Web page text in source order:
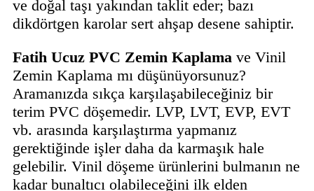
ve doğal taşı yakından taklit eder; bazı
dikdörtgen karolar sert ahşap desene sahiptir.
Fatih Ucuz PVC Zemin Kaplama ve Vinil
Zemin Kaplama mı düşünüyorsunuz?
Aramanızda sıkça karşılaşabileceğiniz bir
terim PVC döşemedir. LVP, LVT, EVP, EVT
vb. arasında karşılaştırma yapmanız
gerektiğinde işler daha da karmaşık hale
gelebilir. Vinil döşeme ürünlerini bulmanın ne
kadar bunaltıcı olabileceğini ilk elden